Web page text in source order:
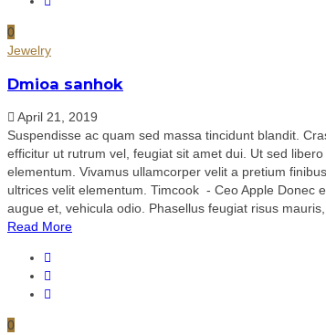
0
Jewelry
Dmioa sanhok
April 21, 2019
Suspendisse ac quam sed massa tincidunt blandit.
efficitur ut rutrum vel, feugiat sit amet dui. Ut sed
elementum. Vivamus ullamcorper velit a pretium
ultrices velit elementum. Timcook - Ceo Apple Donec
augue et, vehicula odio. Phasellus feugiat risus
Read More
0